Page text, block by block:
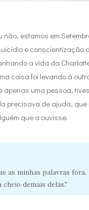
não, estamos em
e conscientização
a vida da
coisa foi levando à
apenas uma pessoa,
precisava de ajuda,
que a ouvisse.
as minhas palavras fora.
cheio demais delas."